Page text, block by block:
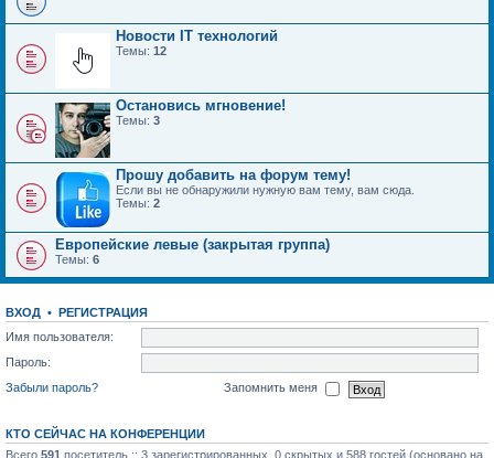
Новости IT технологий
Темы: 12
Остановись мгновение!
Темы: 3
Прошу добавить на форум тему!
Если вы не обнаружили нужную вам тему, вам сюда.
Темы: 2
Европейские левые (закрытая группа)
Темы: 6
ВХОД • РЕГИСТРАЦИЯ
Имя пользователя:
Пароль:
Забыли пароль?
Запомнить меня
КТО СЕЙЧАС НА КОНФЕРЕНЦИИ
Всего 591 посетитель :: 3 зарегистрированных, 0 скрытых и 588 гостей (основано на